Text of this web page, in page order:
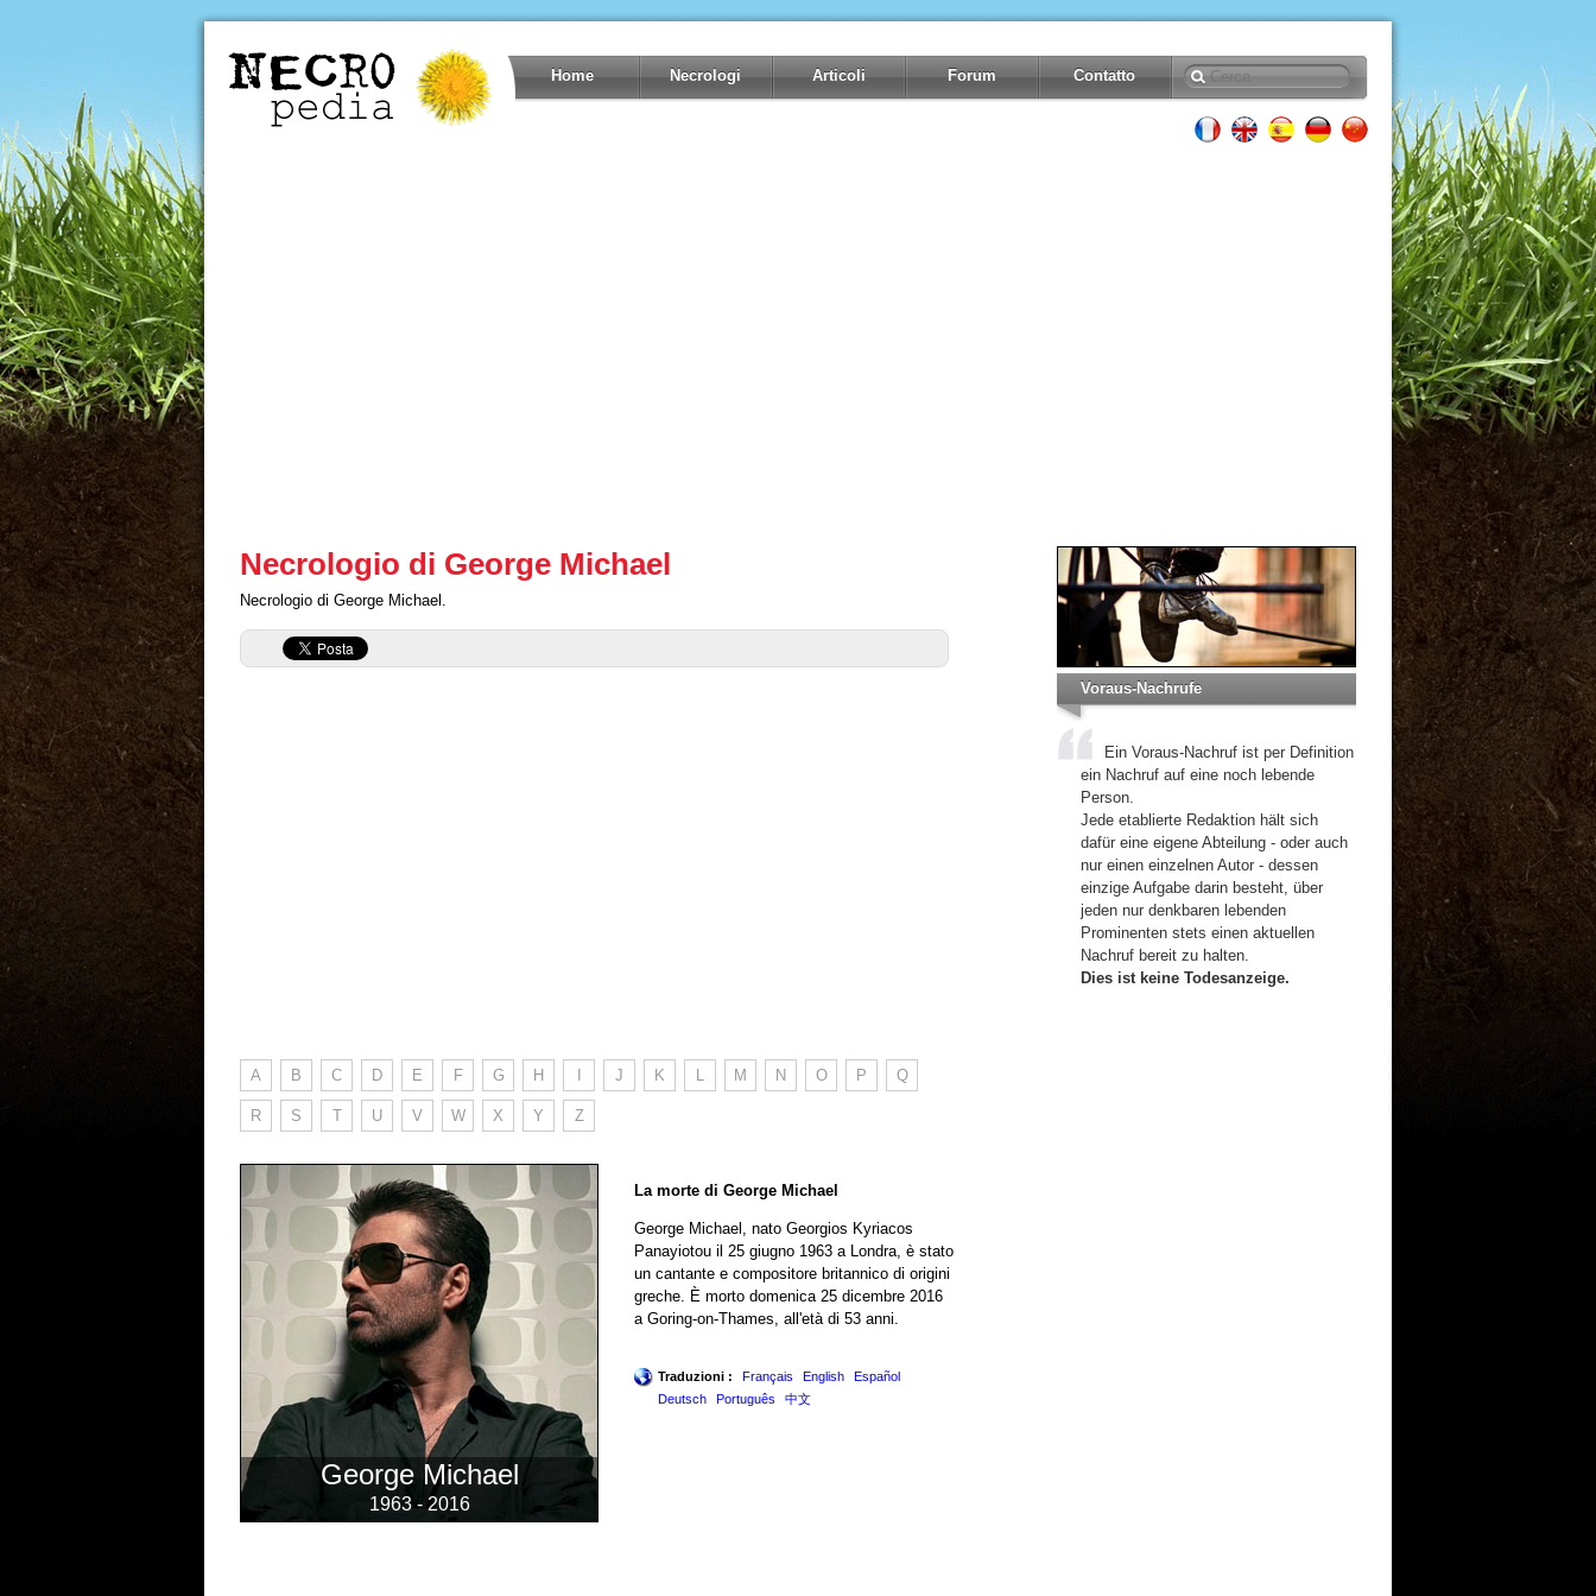
Home Necrologi Articoli Forum Contatto
Necrologio di George Michael
Necrologio di George Michael.
A B C D E F G H J K L M N O P Q
R S T U V W X Y Z
George Michael
1963 - 2016
La morte di George Michael
George Michael, nato Georgios Kyriacos
Panayiotou il 25 giugno 1963 a Londra, è stato
un cantante e compositore britannico di origini
greche. È morto domenica 25 dicembre 2016
a Goring-on-Thames, all'età di 53 anni.
Traduzioni : Français English
Español
Deutsch
Português 中文
Voraus-Nachrufe
Ein Voraus-Nachruf ist per Definition
ein Nachruf auf eine noch lebende
Person.
Jede etablierte Redaktion hält sich
dafür eine eigene Abteilung - oder auch
nur einen einzelnen Autor - dessen
einzige Aufgabe darin besteht, über
jeden nur denkbaren lebenden
Prominenten stets einen aktuellen
Nachruf bereit zu halten.
Dies ist keine Todesanzeige.